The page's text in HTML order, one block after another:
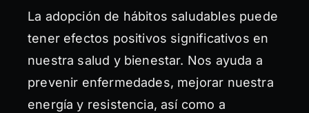
La adopción de hábitos saludables puede
tener efectos positivos significativos en
nuestra salud y bienestar. Nos ayuda a
prevenir enfermedades, mejorar nuestra
energía y resistencia, así como a